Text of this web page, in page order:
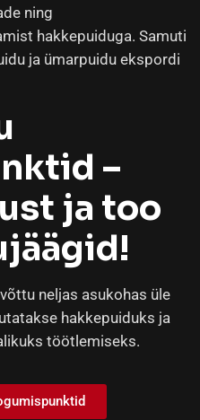
ning
hakkepuiduga. Samuti
ja ümarpuidu ekspordi
–
ja too
neljas asukohas üle
hakkepuiduks ja
töötlemiseks.